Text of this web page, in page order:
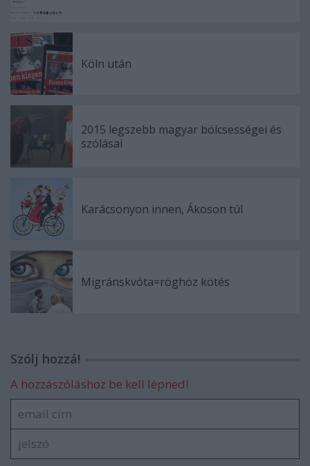
Köln után
2015 legszebb magyar bölcsességei és
szólásai
Karácsonyon innen, Ákoson túl
Migránskvóta=röghöz kötés
Szólj hozzá!
A hozzászóláshoz be kell lépned!